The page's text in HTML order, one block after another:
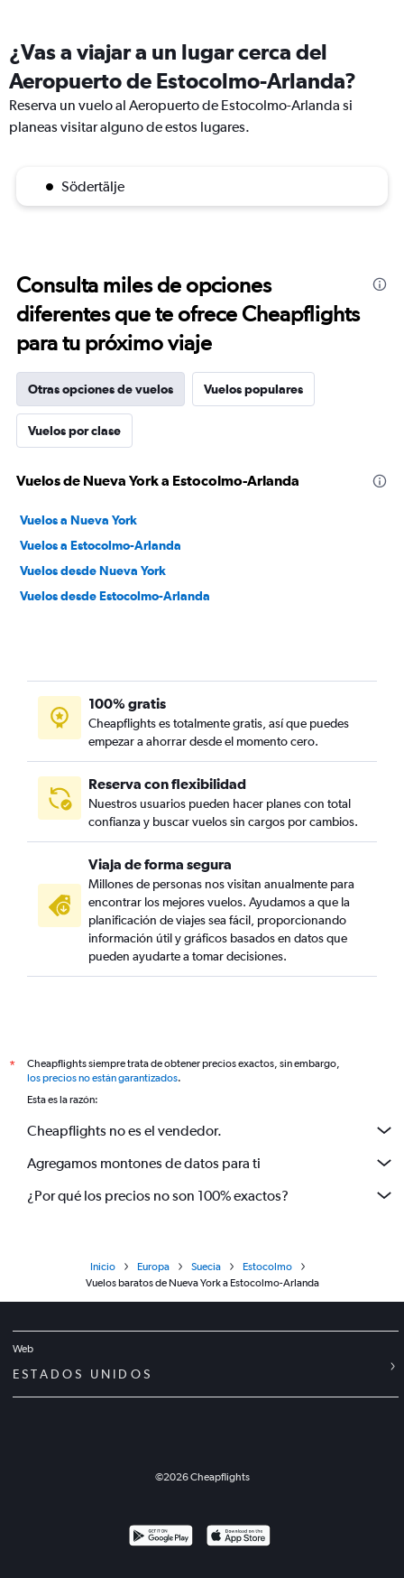
¿Vas a viajar a un lugar cerca del
Aeropuerto de Estocolmo-Arlanda?
Reserva un vuelo al Aeropuerto de Estocolmo-Arlanda si
planeas visitar alguno de estos lugares.
Södertälje
Consulta miles de opciones
diferentes que te ofrece Cheapflights
para tu próximo viaje
Otras opciones de vuelos Vuelos populares
Vuelos por clase
Vuelos de Nueva York a Estocolmo-Arlanda
Vuelos a Nueva York
Vuelos a Estocolmo-Arlanda
Vuelos desde Nueva York
Vuelos desde Estocolmo-Arlanda
100% gratis
Cheapflights es totalmente gratis, así que puedes
empezar a ahorrar desde el momento cero.
Reserva con flexibilidad
Nuestros usuarios pueden hacer planes con total
confianza y buscar vuelos sin cargos por cambios.
Viaja de forma segura
Millones de personas nos visitan anualmente para
encontrar los mejores vuelos. Ayudamos a que la
planificación de viajes sea fácil, proporcionando
información útil y gráficos basados en datos que
pueden ayudarte a tomar decisiones.
*
Cheapflights siempre trata de obtener precios exactos, sin embargo,
los precios no están garantizados.
Esta es la razón:
Cheapflights no es el vendedor.
Agregamos montones de datos para ti
¿Por qué los precios no son 100% exactos?
Inicio Europa Suecia
Estocolmo
Vuelos baratos de Nueva York a Estocolmo-Arlanda
Web
ESTADOS UNIDOS
©2026Cheapflights